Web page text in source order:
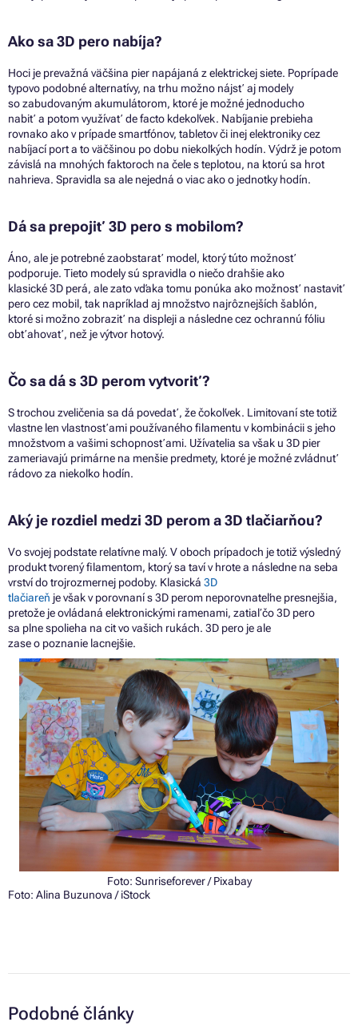
Akosa3D pero nabíja?
Hoci je prevažná väčšina pier napájaná zelektrickej siete. Poprípade
typovo podobné alternatívy, na trhu možno nájsť aj modely
sozabudovaným akumulátorom, ktoré je možné jednoducho
nabiť a potom využívať defacto kdekoľvek. Nabíjanie prebieha
rovnako akovprípade smartfónov, tabletovči inej elektroniky cez
nabíjací porta to väčšinou podobu niekoľkých hodín. Výdrž je potom
závislá na mnohých faktoroch na čelesteplotou, na ktorú sa hrot
nahrieva. Spravidla sa ale nejedná oviac akoo jednotky hodín.
Dá sa prepojiť 3D peros mobilom?
Áno, ale je potrebné zaobstarať model, ktorý túto možnosť
podporuje. Tieto modely sú spravidla o niečo drahšie ako
klasické3D perá, ale zato vďaka tomu ponúka ako možnosť nastaviť
pero cez mobil, tak napríklad aj množstvo najrôznejších šablón,
ktorési možno zobraziť na displejia následne cez ochrannú fóliu
obťahovať, než jevýtvor hotový.
Čo sa dás 3D perom vytvoriť?
S trochou zveličenia sa dá povedať, žečokoľvek. Limitovaní ste totiž
vlastne len vlastnosťami používaného filamentu vkombináciis jeho
množstvoma vašimi schopnosťami. Užívatelia sa však u 3D pier
zameriavajú primárne na menšie predmety, ktoré je možné zvládnuť
rádovoza niekoľko hodín.
Aký je rozdiel medzi 3D peroma3D tlačiarňou?
Vo svojej podstate relatívne malý. Voboch prípadoch jetotiž výsledný
produkt tvorený filamentom, ktorýsa tavívhrotea následne na seba
vrstvídotrojrozmernej podoby. Klasická 3D
tlačiareň jevšakvporovnanís3D perom neporovnateľne presnejšia,
pretože jeovládaná elektronickými ramenami, zatiaľ čo3D pero
sa plne spolieha na citvovašich rukách. 3D pero jeale
zaseo poznanie lacnejšie.
Foto: Sunriseforever/ Pixabay
Foto: Alina Buzunova / iStock
Podobné články